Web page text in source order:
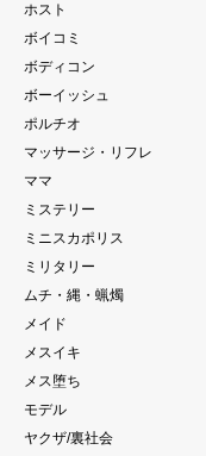
ホスト
ボイコミ
ボディコン
ボーイッシュ
ポルチオ
マッサージ・リフレ
ママ
ミステリー
ミニスカポリス
ミリタリー
ムチ・縄・蝋燭
メイド
メスイキ
メス堕ち
モデル
ヤクザ/裏社会